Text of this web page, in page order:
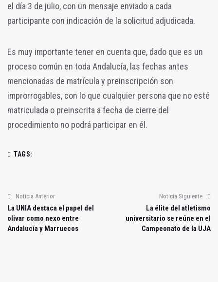
el día 3 de julio, con un mensaje enviado a cada
participante con indicación de la solicitud adjudicada.
Es muy importante tener en cuenta que, dado que es un
proceso común en toda Andalucía, las fechas antes
mencionadas de matrícula y preinscripción son
improrrogables, con lo que cualquier persona que no esté
matriculada o preinscrita a fecha de cierre del
procedimiento no podrá participar en él.
TAGS:
Noticia Anterior
La UNIA destaca el papel del
olivar como nexo entre
Andalucía y Marruecos
Noticia Siguiente
La élite del atletismo
universitario se reúne en el
Campeonato de la UJA